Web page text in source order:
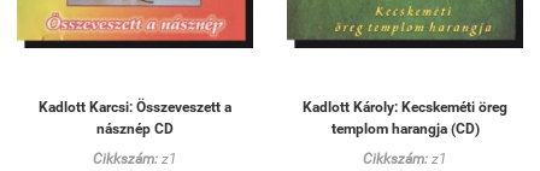
Kadlott Karcsi: Összeveszett a
násznép CD
Cikkszám: z1
Kadlott Károly: Kecskeméti öreg
templom harangja (CD)
Cikkszám: z1